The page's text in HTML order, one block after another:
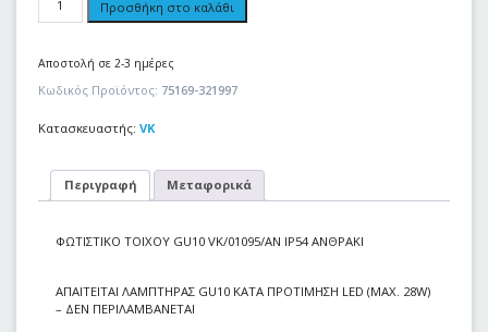
Προσθήκη στο καλάθι
Αποστολή σε 2-3 ημέρες
Κωδικός Προϊόντος: 75169-321997
Κατασκευαστής: VK
Περιγραφή Μεταφορικά
ΦΩΤΙΣΤΙΚΟ TOIXOY GU10 VK/01095/AN IP54 ΑΝΘΡΑΚΙ
ΑΠΑΙΤΕΙΤΑΙ ΛΑΜΠΤΗΡΑΣ GU10 ΚΑΤΑ ΠΡΟΤΙΜΗΣΗ LED (ΜΑΧ. 28W)
– ΔΕΝ ΠΕΡΙΛΑΜΒΑΝΕΤΑΙ